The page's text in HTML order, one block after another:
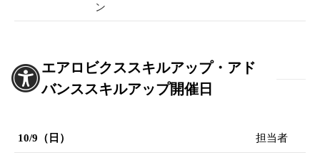
ン
エアロビクススキルアップ・アド
バンススキルアップ開催日
10/9（日） 担当者